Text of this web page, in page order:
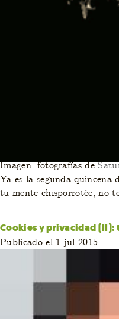
Imagen: fotografías de
Ya es la segunda quincena
tu mente chisporrotée, no
Cookies y privacidad (II):
Publicado el 1 jul 2015